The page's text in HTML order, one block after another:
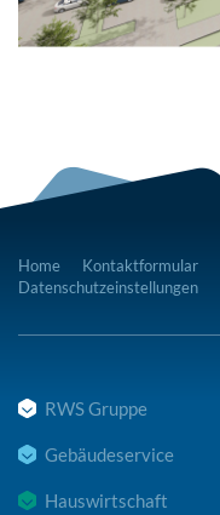
Home Kontaktformular
Datenschutzeinstellungen
RWS Gruppe
Gebäudeservice
Hauswirtschaft